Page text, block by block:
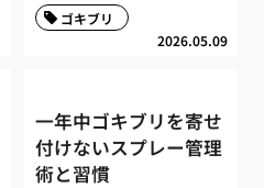
2026.05.09
ゴキブリ
一年中ゴキブリを寄せ
付けないスプレー管理
術と習慣